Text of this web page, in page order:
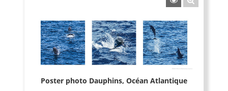
Poster photo Dauphins, Océan Atlantique